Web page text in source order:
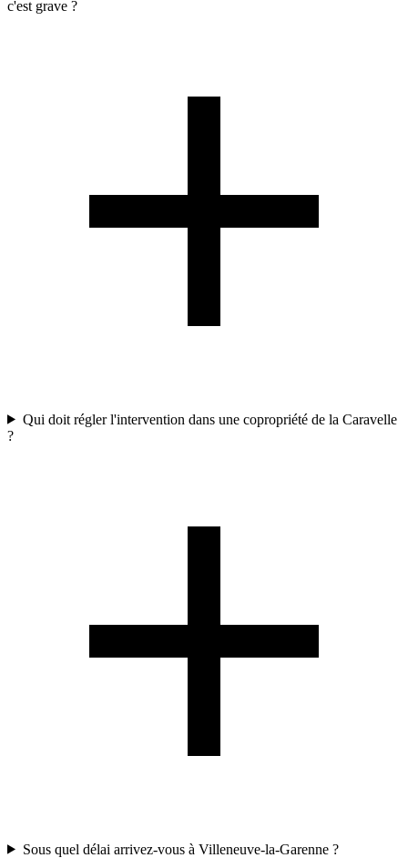
c'est grave ?
Qui doit régler l'intervention dans une copropriété de la Caravelle
?
Sous quel délai arrivez-vous à Villeneuve-la-Garenne ?